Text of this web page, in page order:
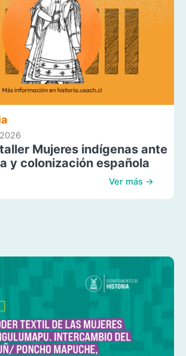
Mujeres indígenas ante
y colonización española
Ver más →